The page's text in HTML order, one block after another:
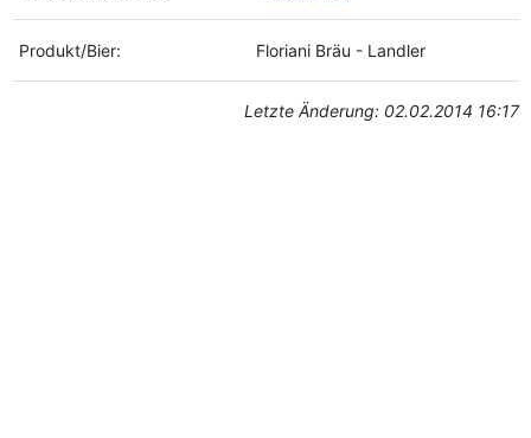
Produkt/Bier: Floriani Bräu - Landler
Letzte Änderung: 02.02.2014 16:17